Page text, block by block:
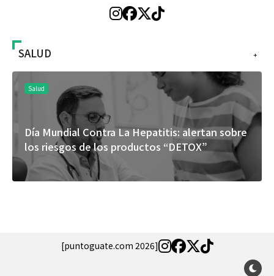
+
SALUD
Salud
Día Mundial Contra La Hepatitis: alertan sobre
los riesgos de los productos “DETOX”
[puntoguate.com 2026]